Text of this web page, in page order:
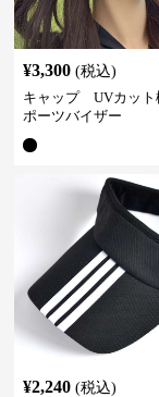
¥3,300 (税込)
キャップ UVカット
ポーツバイザー
¥2,240 (税込)